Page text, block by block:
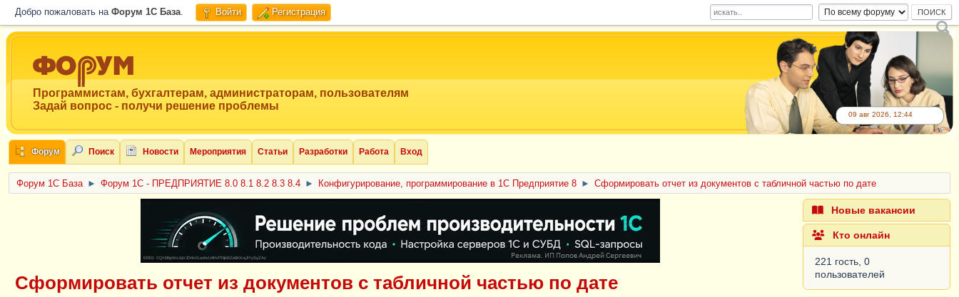
Добро пожаловать на Форум 1C База. Войти Регистрация
Программистам, бухгалтерам, администраторам, пользователям
Задай вопрос - получи решение проблемы
09 авг 2026, 12:44
Форум Поиск Новости Мероприятия Статьи Разработки Работа Вход
Форум 1C База ► Форум 1С - ПРЕДПРИЯТИЕ 8.0 8.1 8.2 8.3 8.4 ► Конфигурирование, программирование в 1С Предприятие 8 ► Сформировать отчет из документов с табличной частью по дате
ERID: CQH36pWzJqVJD4xVLsnhcU4hVPNjkBZe8KKxjJiYySyZAz
Сформировать отчет из документов с табличной частью по дате
Новые вакансии
Кто онлайн
221 гость, 0
пользователей